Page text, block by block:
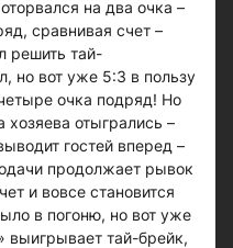
на два очка –
сравнивая счет –
решить тай-
но вот уже 5:3 в пользу
очка подряд! Но
отыгрались –
гостей вперед –
продолжает рывок
и вовсе становится
в погоню, но вот уже
выигрывает тай-брейк,